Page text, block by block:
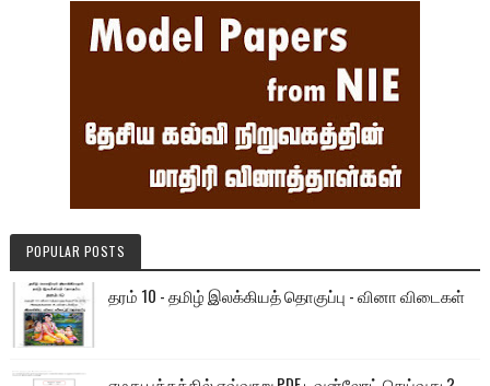
POPULAR POSTS
தரம் 10 - தமிழ் இலக்கியத் தொகுப்பு - வினா விடைகள்